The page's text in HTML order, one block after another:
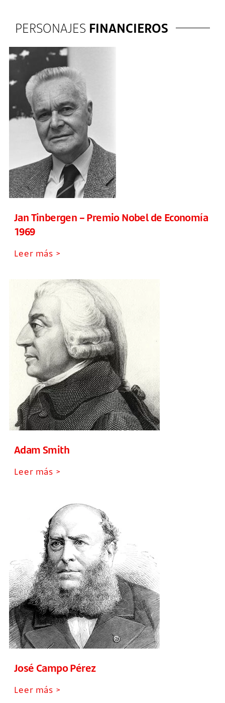
PERSONAJES FINANCIEROS
Jan Tinbergen – Premio Nobel de Economía
1969
Leer más >
Adam Smith
Leer más >
José Campo Pérez
Leer más >